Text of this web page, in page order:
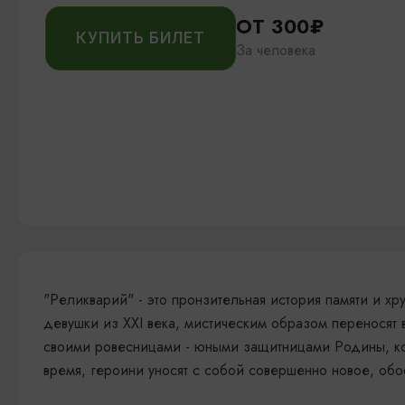
КУПИТЬ БИЛЕТ ОТ 300₽
За человека
"Реликварий" - это пронзительная история памяти и
девушки из XXI века, мистическим образом
своими ровесницами - юными защитницами Родины,
время, героини уносят с собой совершенно новое,